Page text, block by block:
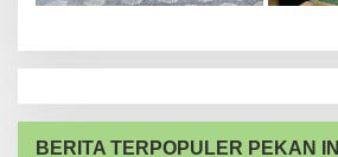
BERITA TERPOPULER PEKAN INI